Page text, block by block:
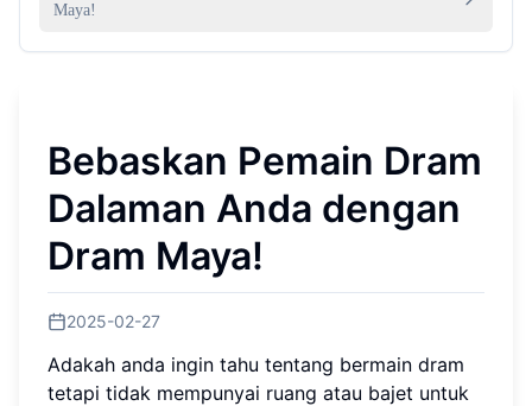
Maya!
Bebaskan Pemain Dram
Dalaman Anda dengan
Dram Maya!
2025-02-27
Adakah anda ingin tahu tentang bermain dram
tetapi tidak mempunyai ruang atau bajet untuk